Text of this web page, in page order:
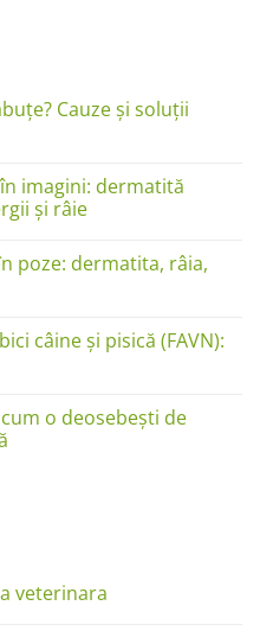
Cauze și soluții
imagini: dermatită
și râie
poze: dermatita, râia,
câine și pisică (FAVN):
o deosebești de
veterinara